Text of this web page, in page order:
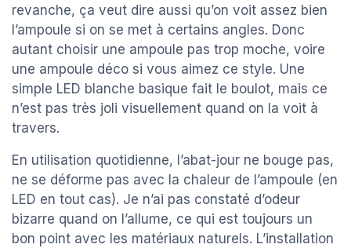
revanche, ça veut dire aussi qu’on voit assez bien
l’ampoule si on se met à certains angles. Donc
autant choisir une ampoule pas trop moche, voire
une ampoule déco si vous aimez ce style. Une
simple LED blanche basique fait le boulot, mais ce
n’est pas très joli visuellement quand on la voit à
travers.
En utilisation quotidienne, l’abat-jour ne bouge pas,
ne se déforme pas avec la chaleur de l’ampoule (en
LED en tout cas). Je n’ai pas constaté d’odeur
bizarre quand on l’allume, ce qui est toujours un
bon point avec les matériaux naturels. L’installation